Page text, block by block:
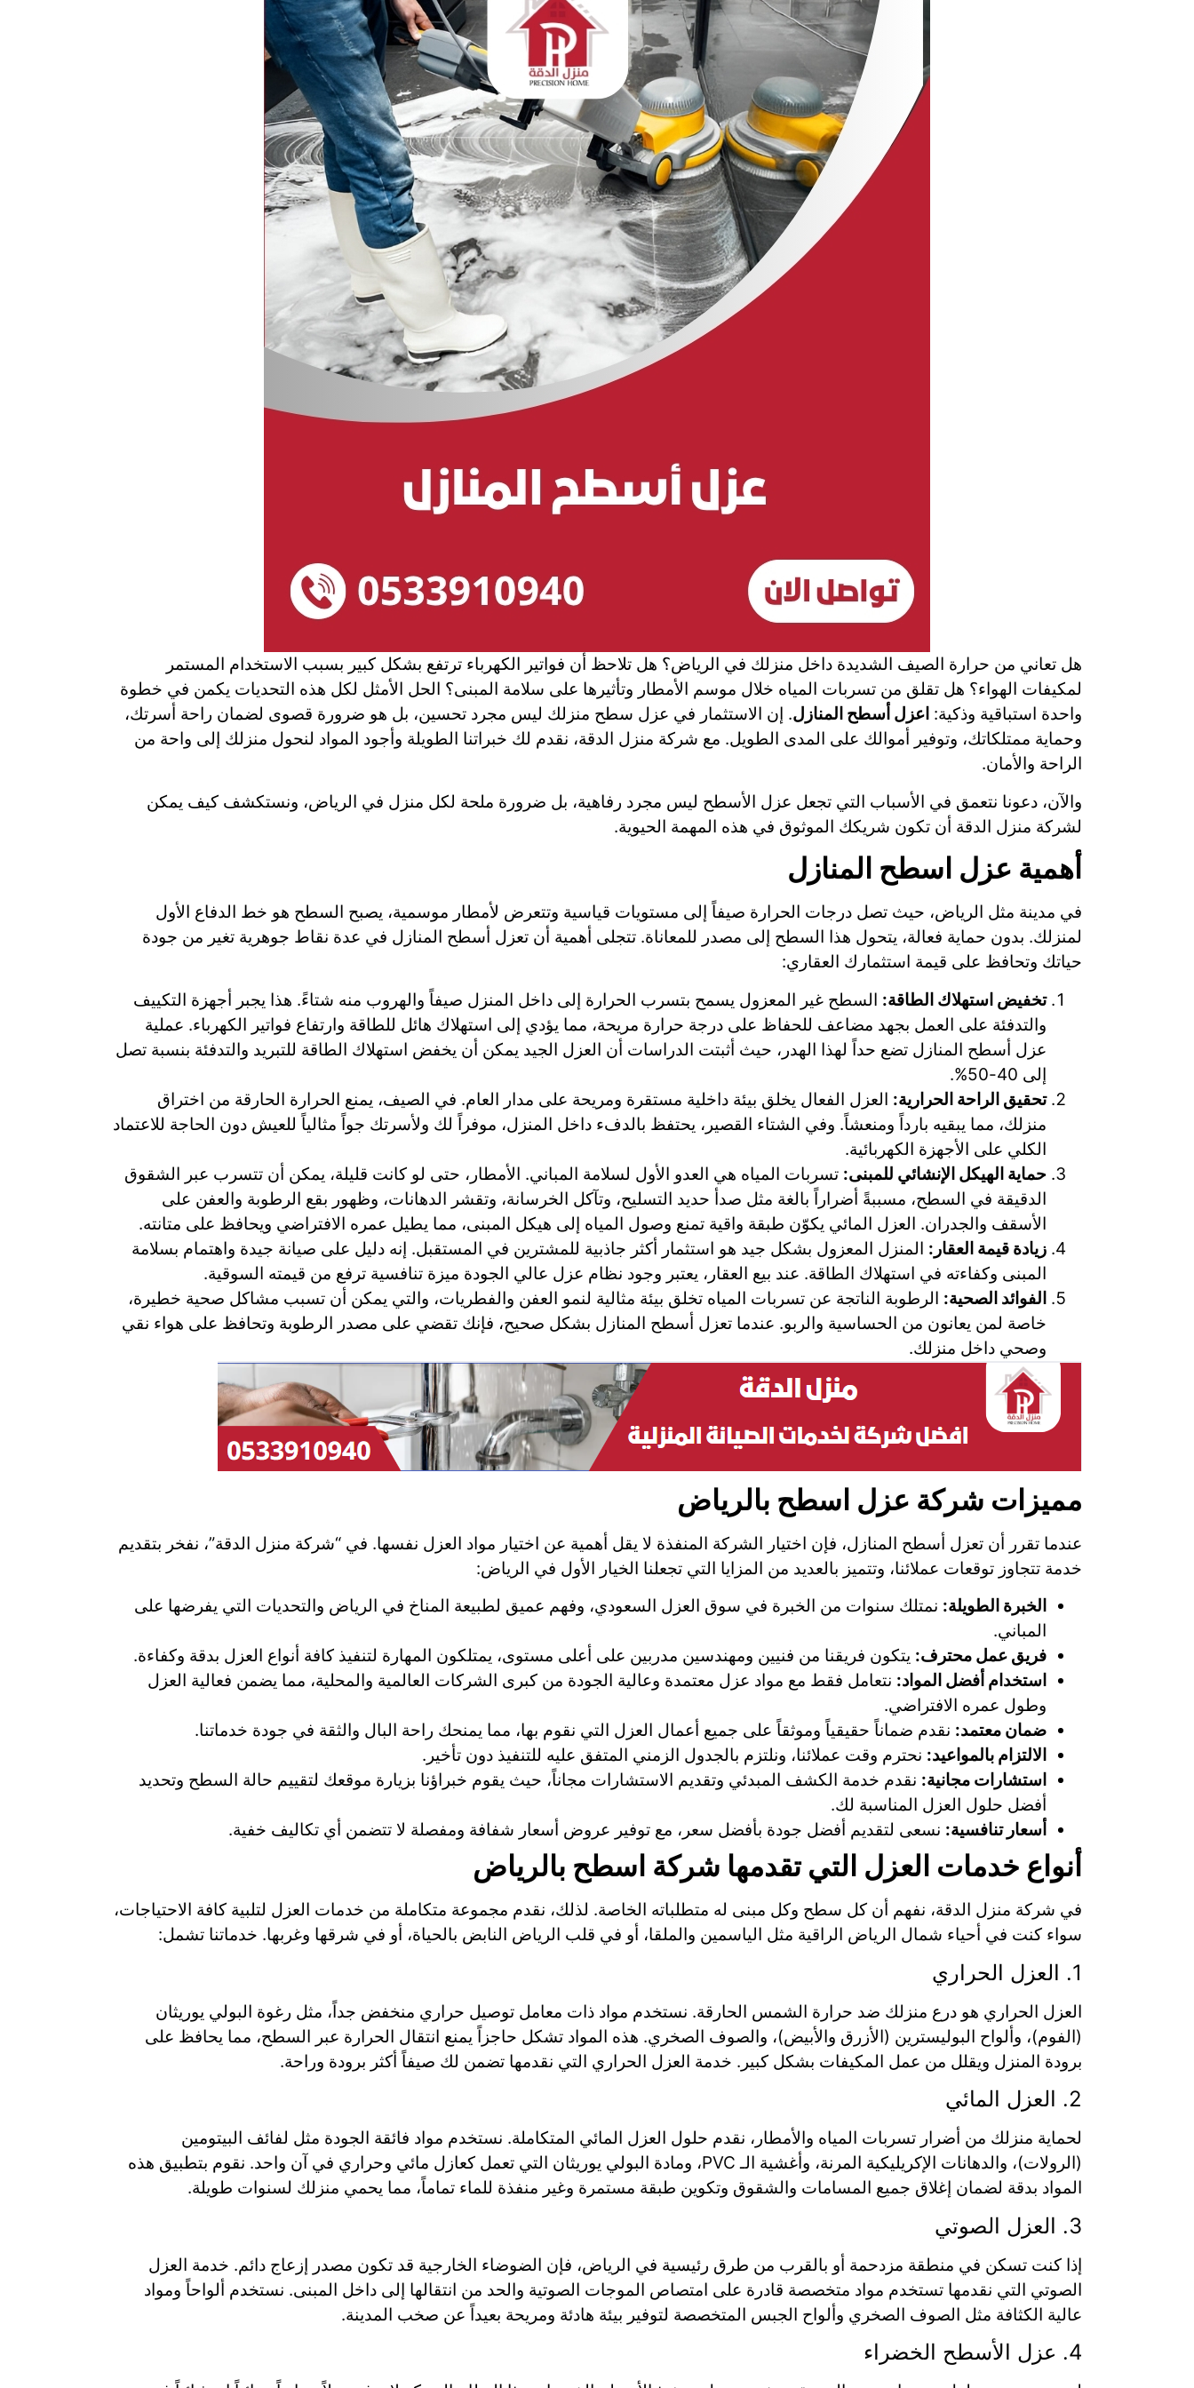
هل تعاني من حرارة الصيف الشديدة داخل منزلك في الرياض؟ هل تلاحظ أن فواتير الكهرباء ترتفع بشكل كبير بسبب الاستخدام المستمر
لمكيفات الهواء؟ هل تقلق من تسربات المياه خلال موسم الأمطار وتأثيرها على سلامة المبنى؟ الحل الأمثل لكل هذه التحديات يكمن في خطوة
واحدة استباقية وذكية: اعزل أسطح المنازل. إن الاستثمار في عزل سطح منزلك ليس مجرد تحسين، بل هو ضرورة قصوى لضمان راحة أسرتك،
وحماية ممتلكاتك، وتوفير أموالك على المدى الطويل. مع شركة منزل الدقة، نقدم لك خبراتنا الطويلة وأجود المواد لنحول منزلك إلى واحة من
الراحة والأمان.
والآن، دعونا نتعمق في الأسباب التي تجعل عزل الأسطح ليس مجرد رفاهية، بل ضرورة ملحة لكل منزل في الرياض، ونستكشف كيف يمكن
لشركة منزل الدقة أن تكون شريكك الموثوق في هذه المهمة الحيوية.
أهمية عزل اسطح المنازل
في مدينة مثل الرياض، حيث تصل درجات الحرارة صيفاً إلى مستويات قياسية وتتعرض لأمطار موسمية، يصبح السطح هو خط الدفاع الأول
لمنزلك. بدون حماية فعالة، يتحول هذا السطح إلى مصدر للمعاناة. تتجلى أهمية أن تعزل أسطح المنازل في عدة نقاط جوهرية تغير من جودة
حياتك وتحافظ على قيمة استثمارك العقاري:
تخفيض استهلاك الطاقة: السطح غير المعزول يسمح بتسرب الحرارة إلى داخل المنزل صيفاً والهروب منه شتاءً. هذا يجبر أجهزة التكييف
والتدفئة على العمل بجهد مضاعف للحفاظ على درجة حرارة مريحة، مما يؤدي إلى استهلاك هائل للطاقة وارتفاع فواتير الكهرباء. عملية
عزل أسطح المنازل تضع حداً لهذا الهدر، حيث أثبتت الدراسات أن العزل الجيد يمكن أن يخفض استهلاك الطاقة للتبريد والتدفئة بنسبة تصل
إلى 40-50%.
تحقيق الراحة الحرارية: العزل الفعال يخلق بيئة داخلية مستقرة ومريحة على مدار العام. في الصيف، يمنع الحرارة الحارقة من اختراق
منزلك، مما يبقيه بارداً ومنعشاً. وفي الشتاء القصير، يحتفظ بالدفء داخل المنزل، موفراً لك ولأسرتك جواً مثالياً للعيش دون الحاجة للاعتماد
الكلي على الأجهزة الكهربائية.
حماية الهيكل الإنشائي للمبنى: تسربات المياه هي العدو الأول لسلامة المباني. الأمطار، حتى لو كانت قليلة، يمكن أن تتسرب عبر الشقوق
الدقيقة في السطح، مسببةً أضراراً بالغة مثل صدأ حديد التسليح، وتآكل الخرسانة، وتقشر الدهانات، وظهور بقع الرطوبة والعفن على
الأسقف والجدران. العزل المائي يكوّن طبقة واقية تمنع وصول المياه إلى هيكل المبنى، مما يطيل عمره الافتراضي ويحافظ على متانته.
زيادة قيمة العقار: المنزل المعزول بشكل جيد هو استثمار أكثر جاذبية للمشترين في المستقبل. إنه دليل على صيانة جيدة واهتمام بسلامة
المبنى وكفاءته في استهلاك الطاقة. عند بيع العقار، يعتبر وجود نظام عزل عالي الجودة ميزة تنافسية ترفع من قيمته السوقية.
الفوائد الصحية: الرطوبة الناتجة عن تسربات المياه تخلق بيئة مثالية لنمو العفن والفطريات، والتي يمكن أن تسبب مشاكل صحية خطيرة،
خاصة لمن يعانون من الحساسية والربو. عندما تعزل أسطح المنازل بشكل صحيح، فإنك تقضي على مصدر الرطوبة وتحافظ على هواء نقي
وصحي داخل منزلك.
مميزات شركة عزل اسطح بالرياض
عندما تقرر أن تعزل أسطح المنازل، فإن اختيار الشركة المنفذة لا يقل أهمية عن اختيار مواد العزل نفسها. في “شركة منزل الدقة”، نفخر بتقديم
خدمة تتجاوز توقعات عملائنا، وتتميز بالعديد من المزايا التي تجعلنا الخيار الأول في الرياض:
الخبرة الطويلة: نمتلك سنوات من الخبرة في سوق العزل السعودي، وفهم عميق لطبيعة المناخ في الرياض والتحديات التي يفرضها على
المباني.
فريق عمل محترف: يتكون فريقنا من فنيين ومهندسين مدربين على أعلى مستوى، يمتلكون المهارة لتنفيذ كافة أنواع العزل بدقة وكفاءة.
استخدام أفضل المواد: نتعامل فقط مع مواد عزل معتمدة وعالية الجودة من كبرى الشركات العالمية والمحلية، مما يضمن فعالية العزل
وطول عمره الافتراضي.
ضمان معتمد: نقدم ضماناً حقيقياً وموثقاً على جميع أعمال العزل التي نقوم بها، مما يمنحك راحة البال والثقة في جودة خدماتنا.
الالتزام بالمواعيد: نحترم وقت عملائنا، ونلتزم بالجدول الزمني المتفق عليه للتنفيذ دون تأخير.
استشارات مجانية: نقدم خدمة الكشف المبدئي وتقديم الاستشارات مجاناً، حيث يقوم خبراؤنا بزيارة موقعك لتقييم حالة السطح وتحديد
أفضل حلول العزل المناسبة لك.
أسعار تنافسية: نسعى لتقديم أفضل جودة بأفضل سعر، مع توفير عروض أسعار شفافة ومفصلة لا تتضمن أي تكاليف خفية.
أنواع خدمات العزل التي تقدمها شركة اسطح بالرياض
في شركة منزل الدقة، نفهم أن كل سطح وكل مبنى له متطلباته الخاصة. لذلك، نقدم مجموعة متكاملة من خدمات العزل لتلبية كافة الاحتياجات،
سواء كنت في أحياء شمال الرياض الراقية مثل الياسمين والملقا، أو في قلب الرياض النابض بالحياة، أو في شرقها وغربها. خدماتنا تشمل:
1. العزل الحراري
العزل الحراري هو درع منزلك ضد حرارة الشمس الحارقة. نستخدم مواد ذات معامل توصيل حراري منخفض جداً، مثل رغوة البولي يوريثان
(الفوم)، وألواح البوليسترين (الأزرق والأبيض)، والصوف الصخري. هذه المواد تشكل حاجزاً يمنع انتقال الحرارة عبر السطح، مما يحافظ على
برودة المنزل ويقلل من عمل المكيفات بشكل كبير. خدمة العزل الحراري التي نقدمها تضمن لك صيفاً أكثر برودة وراحة.
2. العزل المائي
لحماية منزلك من أضرار تسربات المياه والأمطار، نقدم حلول العزل المائي المتكاملة. نستخدم مواد فائقة الجودة مثل لفائف البيتومين
(الرولات)، والدهانات الإكريليكية المرنة، وأغشية الـ PVC، ومادة البولي يوريثان التي تعمل كعازل مائي وحراري في آن واحد. نقوم بتطبيق هذه
المواد بدقة لضمان إغلاق جميع المسامات والشقوق وتكوين طبقة مستمرة وغير منفذة للماء تماماً، مما يحمي منزلك لسنوات طويلة.
3. العزل الصوتي
إذا كنت تسكن في منطقة مزدحمة أو بالقرب من طرق رئيسية في الرياض، فإن الضوضاء الخارجية قد تكون مصدر إزعاج دائم. خدمة العزل
الصوتي التي نقدمها تستخدم مواد متخصصة قادرة على امتصاص الموجات الصوتية والحد من انتقالها إلى داخل المبنى. نستخدم ألواحاً ومواد
عالية الكثافة مثل الصوف الصخري وألواح الجبس المتخصصة لتوفير بيئة هادئة ومريحة بعيداً عن صخب المدينة.
4. عزل الأسطح الخضراء